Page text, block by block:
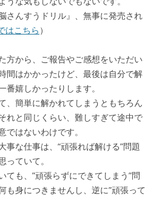
さんすうドリル』、無事に発売され
はこちら ）
方から、ご報告やご感想をいただい
間はかかったけど、最後は自分で解
番嬉しかったりします。
、簡単に解かれてしまうともちろん
れと同じくらい、難しすぎて途中で
ではないわけです。
事な仕事は、“頑張れば解ける”問題
っていて。
ても、”頑張らずにできてしまう”問
も身につきませんし、逆に”頑張って